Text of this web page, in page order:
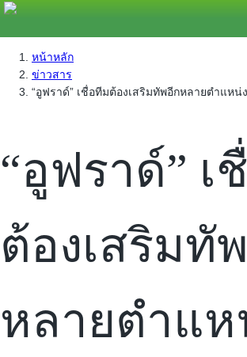
หน้าหลัก
ข่าวสาร
“อูฟราด์” เชื่อทีมต้องเสริมทัพอีกหลายตำแหน่ง
“อูฟราด์” เ
ต้องเสริมทั
หลายตำแห